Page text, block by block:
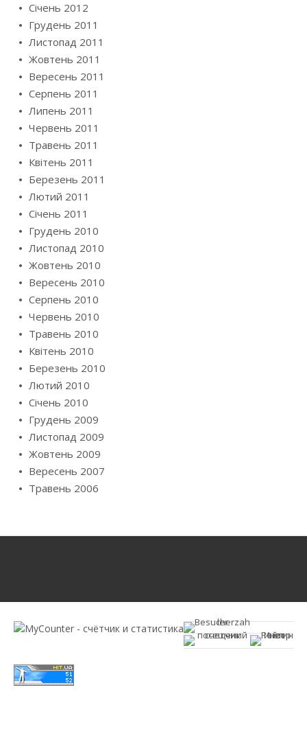
Січень 2012
Грудень 2011
Листопад 2011
Жовтень 2011
Вересень 2011
Серпень 2011
Липень 2011
Червень 2011
Травень 2011
Квітень 2011
Березень 2011
Лютий 2011
Січень 2011
Грудень 2010
Листопад 2010
Жовтень 2010
Вересень 2010
Серпень 2010
Червень 2010
Травень 2010
Квітень 2010
Березень 2010
Лютий 2010
Січень 2010
Грудень 2009
Листопад 2009
Жовтень 2009
Вересень 2007
Травень 2006